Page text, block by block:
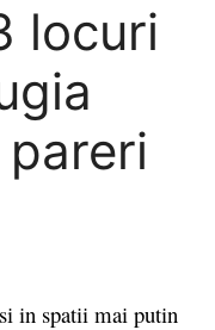
locuri
in spatii mai putin